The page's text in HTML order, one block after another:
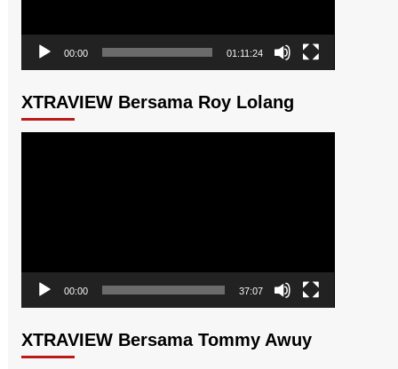
00:00 01:11:24
XTRAVIEW Bersama Roy Lolang
00:00 37:07
XTRAVIEW Bersama Tommy Awuy